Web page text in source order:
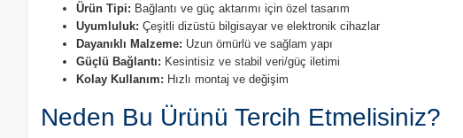
Ürün Tipi: Bağlantı ve güç aktarımı için özel tasarım
Uyumluluk: Çeşitli dizüstü bilgisayar ve elektronik cihazlar
Dayanıklı Malzeme: Uzun ömürlü ve sağlam yapı
Güçlü Bağlantı: Kesintisiz ve stabil veri/güç iletimi
Kolay Kullanım: Hızlı montaj ve değişim
Neden Bu Ürünü Tercih Etmelisiniz?